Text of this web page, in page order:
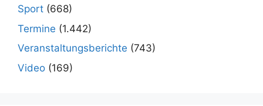
Sport (668)
Termine (1.442)
Veranstaltungsberichte (743)
Video (169)